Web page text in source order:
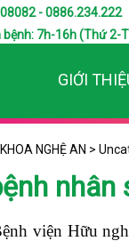
- 0886.234.222
bệnh: 7h-16h (Thứ 2-
GIỚI
NGHỆ AN >
viện Hữu